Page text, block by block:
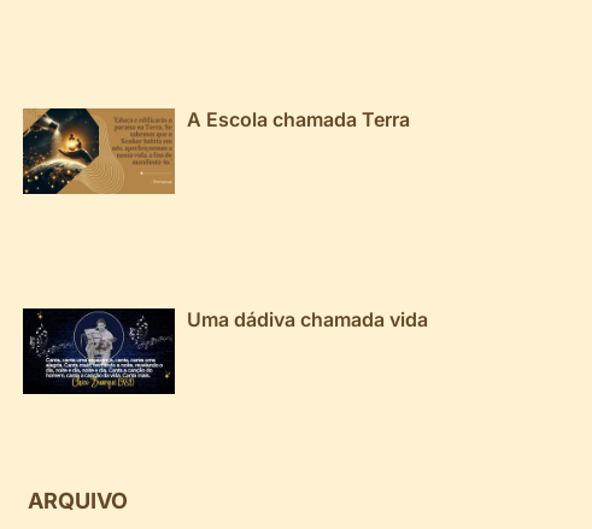
A Escola chamada Terra
Uma dádiva chamada vida
ARQUIVO